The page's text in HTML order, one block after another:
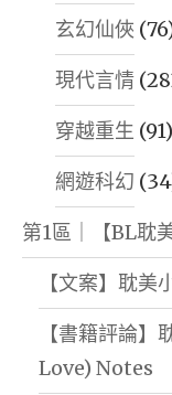
玄幻仙俠
現代言情
穿越重生 (91)
網遊科幻
第1區｜【BL耽
【文案】耽美
【書籍評論
Love) Notes